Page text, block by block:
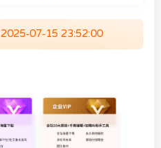
2025-07-15 23:52:00